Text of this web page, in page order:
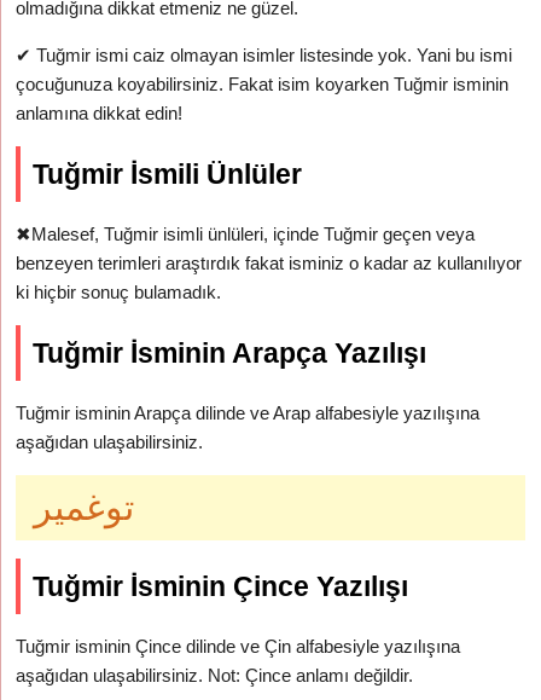
olmadığına dikkat etmeniz ne güzel.
✔ Tuğmir ismi caiz olmayan isimler listesinde yok. Yani bu ismi
çocuğunuza koyabilirsiniz. Fakat isim koyarken Tuğmir isminin
anlamına dikkat edin!
Tuğmir İsmili Ünlüler
✖Malesef, Tuğmir isimli ünlüleri, içinde Tuğmir geçen veya
benzeyen terimleri araştırdık fakat isminiz o kadar az kullanılıyor
ki hiçbir sonuç bulamadık.
Tuğmir İsminin Arapça Yazılışı
Tuğmir isminin Arapça dilinde ve Arap alfabesiyle yazılışına
aşağıdan ulaşabilirsiniz.
توغمير
Tuğmir İsminin Çince Yazılışı
Tuğmir isminin Çince dilinde ve Çin alfabesiyle yazılışına
aşağıdan ulaşabilirsiniz. Not: Çince anlamı değildir.